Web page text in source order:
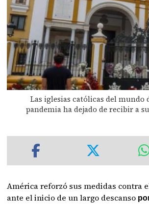
Las iglesias católicas del mundo
pandemia ha dejado de recibir a
América reforzó sus medidas contra
ante el inicio de un largo descanso